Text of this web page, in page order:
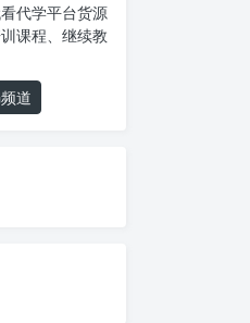
代学平台货源
课程、继续教
道